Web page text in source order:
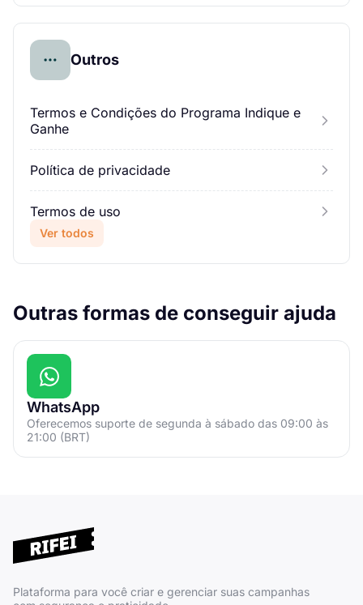
Outros
Termos e Condições do Programa Indique e
Ganhe
Política de privacidade
Termos de uso
Ver todos
Outras formas de conseguir ajuda
WhatsApp
Oferecemos suporte de segunda à sábado das 09:00 às
21:00 (BRT)
Plataforma para você criar e gerenciar suas campanhas